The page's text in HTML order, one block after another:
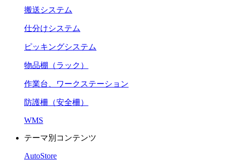
搬送システム
仕分けシステム
ピッキングシステム
物品棚（ラック）
作業台、ワークステーション
防護柵（安全柵）
WMS
テーマ別コンテンツ
AutoStore